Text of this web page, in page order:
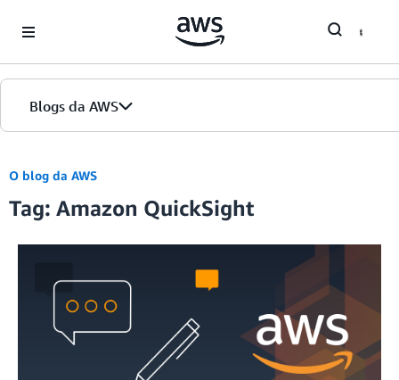
Blogs da AWS
Página inicial
Edições
O blog da AWS
Tag: Amazon QuickSight